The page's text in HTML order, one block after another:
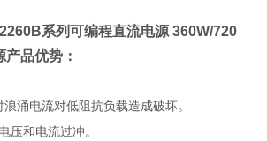
系列可编程直流电源 360W/720
产品优势：
涌电流对低阻抗负载造成破坏。
压和电流过冲。